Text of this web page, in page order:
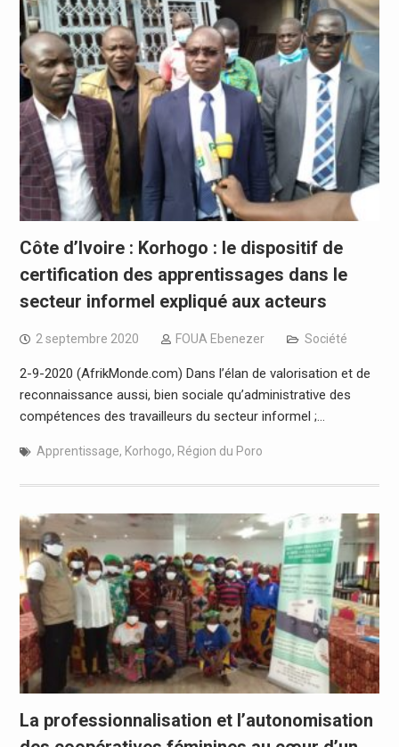
Côte d’Ivoire : Korhogo : le dispositif de
certification des apprentissages dans le
secteur informel expliqué aux acteurs
2 septembre 2020 FOUA Ebenezer Société
2-9-2020 (AfrikMonde.com) Dans l’élan de valorisation et de
reconnaissance aussi, bien sociale qu’administrative des
compétences des travailleurs du secteur informel ;…
Apprentissage, Korhogo, Région du Poro
La professionnalisation et l’autonomisation